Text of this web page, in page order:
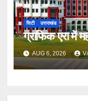
सिटी उत्तराखंड
ग्राफिक एरा में
AUG 6, 2026